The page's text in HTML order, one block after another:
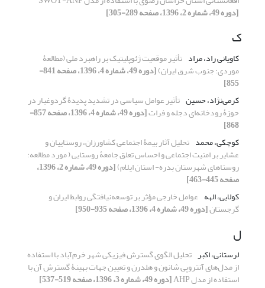
[دوره 49، شماره 2، 1396، صفحه 289-305]
ک
کاویانی راد، مراد تأثیر موقعیت ژئوپلیتیک بر راهبرد ملی (مطالعۀ
موردی: جنوب شرق ایران) [دوره 49، شماره 4، 1396، صفحه 841-
855]
کرمی‌نژاد، حسین تأثیر عوامل سیاسی در تشدید پدیدۀ گردوغبار در
حوزۀ رودخانه‌ای دجله و فرات [دوره 49، شماره 4، 1396، صفحه 857-
868]
کوچکی، محمد تحلیل آثار بیمۀ اجتماعی کشاورزان، روستاییان و
عشایر بر امنیت اجتماعی و احساس تعلق جامعۀ روستایی ( مورد مطالعه:
روستاهای شهرستان بدره- استان ایلام) [دوره 49، شماره 2، 1396،
صفحه 445-463]
کولایی، الهه عوامل خارجی مؤثر بر توسعه‌نیافتگی روابط ایران و
گرجستان[دوره 49، شماره 4، 1396، صفحه 935-950]
ل
لرستانی، اکبر تحلیل الگوی گسترش فیزیکی شهر خرم‌آباد با استفاده
از مدل‌های آنتروپی شانون و هلدرن و تعیین جهات بهینۀ گسترش آن با
استفاده از مدل AHP [دوره 49، شماره 3، 1396، صفحه 519-537]